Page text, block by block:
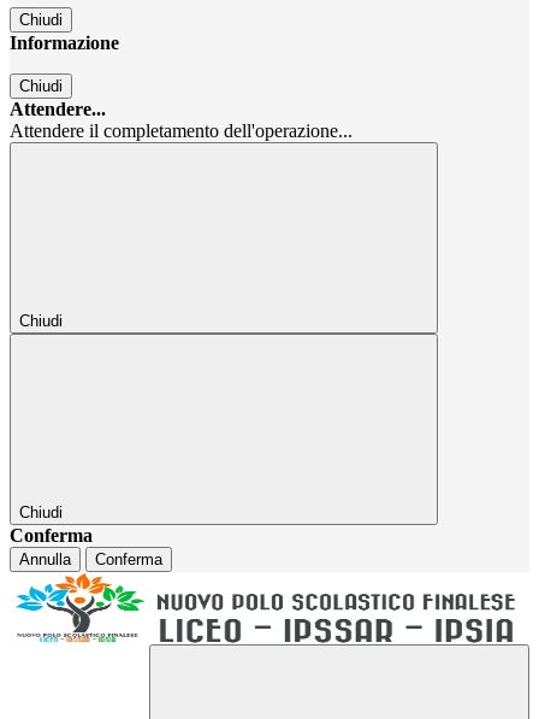
Chiudi
Informazione
Chiudi
Attendere...
Attendere il completamento dell'operazione...
Chiudi
Chiudi
Conferma
Annulla Conferma